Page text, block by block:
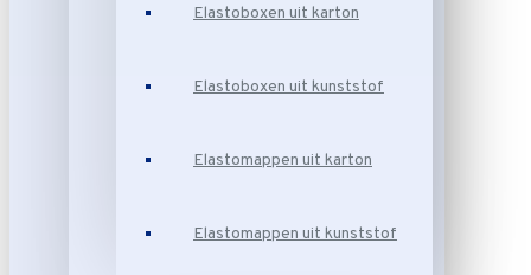
Elastoboxen uit karton
Elastoboxen uit kunststof
Elastomappen uit karton
Elastomappen uit kunststof